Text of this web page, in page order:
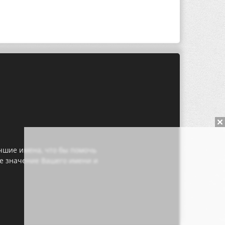
имена, что бы помочь
значение Вашего имени и